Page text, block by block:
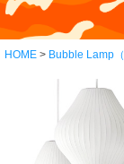
HOME Bubble Lamp